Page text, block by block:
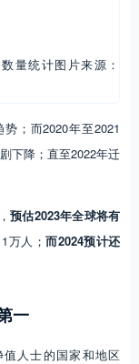
量统计图片来源：
；而2020年至2021
下降；直至2022年迁
预估2023年全球将有
万人； 而2024预计还
一
人士的国家和地区